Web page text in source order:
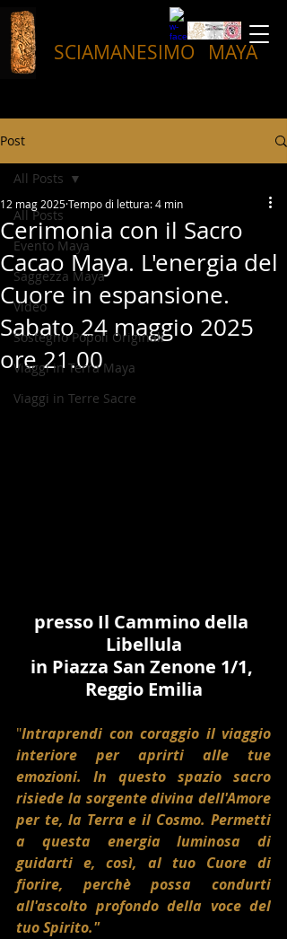
SCIAMANESIMO MAYA
Post
All Posts
Evento Maya
Saggezza Maya
Video
Sostegno Popoli Originali
Viaggi in Terra Maya
Viaggi in Terre Sacre
All Posts
Cerimonia con il Sacro
Cacao Maya. L'energia del
Cuore in espansione.
Sabato 24 maggio 2025
ore 21.00
12 mag 2025Tempo di lettura: 4 min
presso Il Cammino della
Libellula
in Piazza San Zenone 1/1,
Reggio Emilia
"Intraprendi con coraggio il viaggio
interiore per aprirti alle tue
emozioni. In questo spazio sacro
risiede la sorgente divina dell'Amore
per te, la Terra e il Cosmo. Permetti
a questa energia luminosa di
guidarti e, così, al tuo Cuore di
fiorire, perchè possa condurti
all'ascolto profondo della voce del
tuo Spirito."